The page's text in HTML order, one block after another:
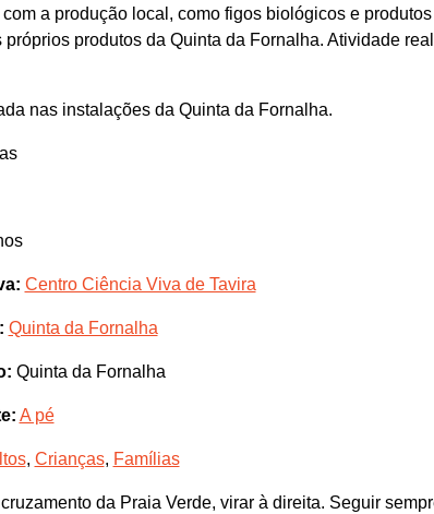
a produção local, como figos biológicos e
produtos da Quinta da Fornalha. Atividade
nas instalações da Quinta da Fornalha.
Centro Ciência Viva de Tavira
Quinta da Fornalha
Quinta da Fornalha
A pé
, Crianças, Famílias
da Praia Verde, virar à direita. Seguir